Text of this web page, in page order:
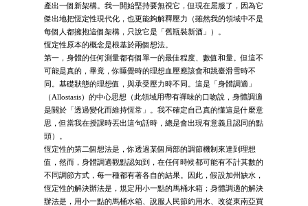
產出一個新架構。我一開始堅持要無視它，但現在屈服了，因為它
傑出地把恆定性現代化，也更能夠解釋壓力（雖然我的領域中不是
每個人都擁抱這個架構，只說它是「舊瓶裝新酒」）。
恆定性原本的概念是根基於兩個想法。
第一，身體的任何測量都有個單一的最佳程度、數值和量。但這不
可能是真的，畢竟，你睡覺時的理想血壓應該會和跳臺滑雪時不
同。基礎狀態的理想值，與承受壓力時不同。這是「身體調適」
（Allostasis）的中心思想（此領域用帶有禪味的口吻說，身體調適
是關於「透過變化而維持恆常」。我不確定自己真的懂這是什麼意
思，但當我在授課時丟出這句話時，總是會出現有意義且認同的點
頭）。
恆定性的第二個想法是，你透過某個局部的調節機制來達到理想
值，然而，身體調適觀點認知到，在任何時候都可能有不計其數的
不同調節方式，每一種都有著各自的結果。因此，假設加州缺水，
恆定性的解決辦法是，規定用小一點的馬桶水箱；身體調適的解決
辦法是，用小一點的馬桶水箱、說服人民節約用水、改從東南亞買